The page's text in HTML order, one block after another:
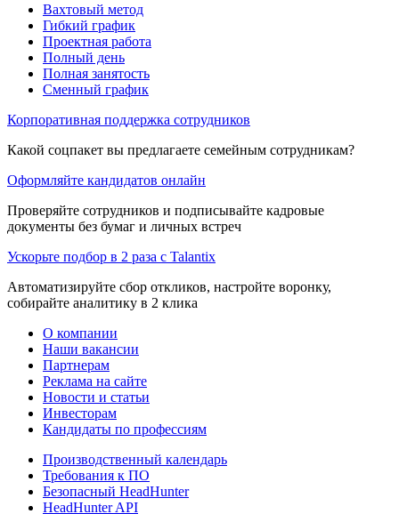
Вахтовый метод
Гибкий график
Проектная работа
Полный день
Полная занятость
Сменный график
Корпоративная поддержка сотрудников
Какой соцпакет вы предлагаете семейным сотрудникам?
Оформляйте кандидатов онлайн
Проверяйте сотрудников и подписывайте кадровые
документы без бумаг и личных встреч
Ускорьте подбор в 2 раза с Talantix
Автоматизируйте сбор откликов, настройте воронку,
собирайте аналитику в 2 клика
О компании
Наши вакансии
Партнерам
Реклама на сайте
Новости и статьи
Инвесторам
Кандидаты по профессиям
Производственный календарь
Требования к ПО
Безопасный HeadHunter
HeadHunter API